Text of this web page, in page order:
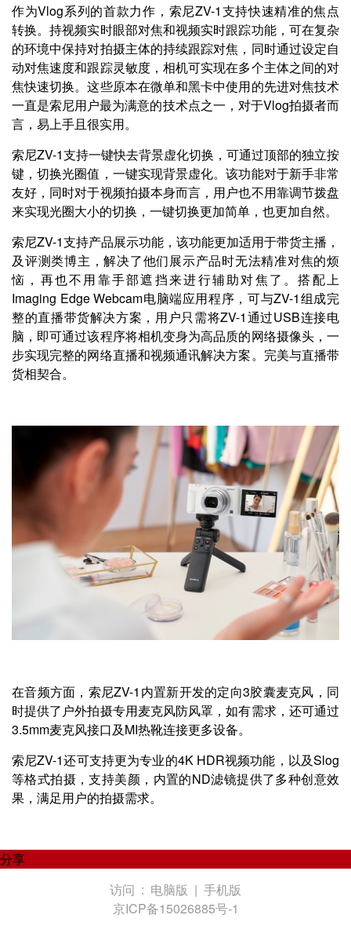
作为Vlog系列的首款力作，索尼ZV-1支持快速精准的焦点
转换。持视频实时眼部对焦和视频实时跟踪功能，可在复杂
的环境中保持对拍摄主体的持续跟踪对焦，同时通过设定自
动对焦速度和跟踪灵敏度，相机可实现在多个主体之间的对
焦快速切换。这些原本在微单和黑卡中使用的先进对焦技术
一直是索尼用户最为满意的技术点之一，对于Vlog拍摄者而
言，易上手且很实用。
索尼ZV-1支持一键快去背景虚化切换，可通过顶部的独立按
键，切换光圈值，一键实现背景虚化。该功能对于新手非常
友好，同时对于视频拍摄本身而言，用户也不用靠调节拨盘
来实现光圈大小的切换，一键切换更加简单，也更加自然。
索尼ZV-1支持产品展示功能，该功能更加适用于带货主播，
及评测类博主，解决了他们展示产品时无法精准对焦的烦
恼，再也不用靠手部遮挡来进行辅助对焦了。搭配上
Imaging Edge Webcam电脑端应用程序，可与ZV-1组成完
整的直播带货解决方案，用户只需将ZV-1通过USB连接电
脑，即可通过该程序将相机变身为高品质的网络摄像头，一
步实现完整的网络直播和视频通讯解决方案。完美与直播带
货相契合。
在音频方面，索尼ZV-1内置新开发的定向3胶囊麦克风，同
时提供了户外拍摄专用麦克风防风罩，如有需求，还可通过
3.5mm麦克风接口及MI热靴连接更多设备。
索尼ZV-1还可支持更为专业的4K HDR视频功能，以及Slog
等格式拍摄，支持美颜，内置的ND滤镜提供了多种创意效
果，满足用户的拍摄需求。
分享
访问 : 电脑版 | 手机版
京ICP备15026885号-1